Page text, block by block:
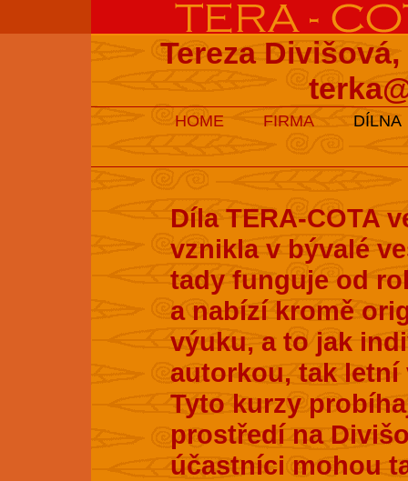
Tereza
HOME FIRMA DÍLNA
Díla TERA-COTA
vznikla v bývalé
tady funguje od
a nabízí kromě
výuku, a to jak
autorkou, tak letní
Tyto kurzy
prostředí na
účastníci mohou